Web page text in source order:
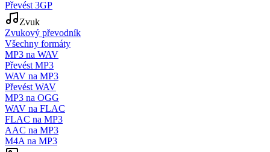
Převést 3GP
Zvuk
Zvukový převodník
Všechny formáty
MP3 na WAV
Převést MP3
WAV na MP3
Převést WAV
MP3 na OGG
WAV na FLAC
FLAC na MP3
AAC na MP3
M4A na MP3